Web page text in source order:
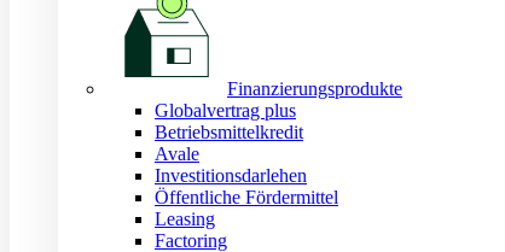
Finanzierungsprodukte
Globalvertrag plus
Betriebsmittelkredit
Avale
Investitionsdarlehen
Öffentliche Fördermittel
Leasing
Factoring